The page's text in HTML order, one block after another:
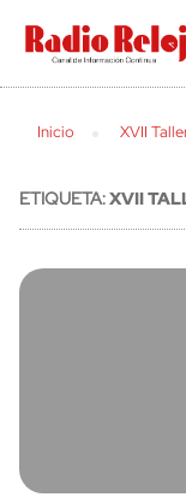
cerrar
Inicio XVII
ETIQUETA:XVII